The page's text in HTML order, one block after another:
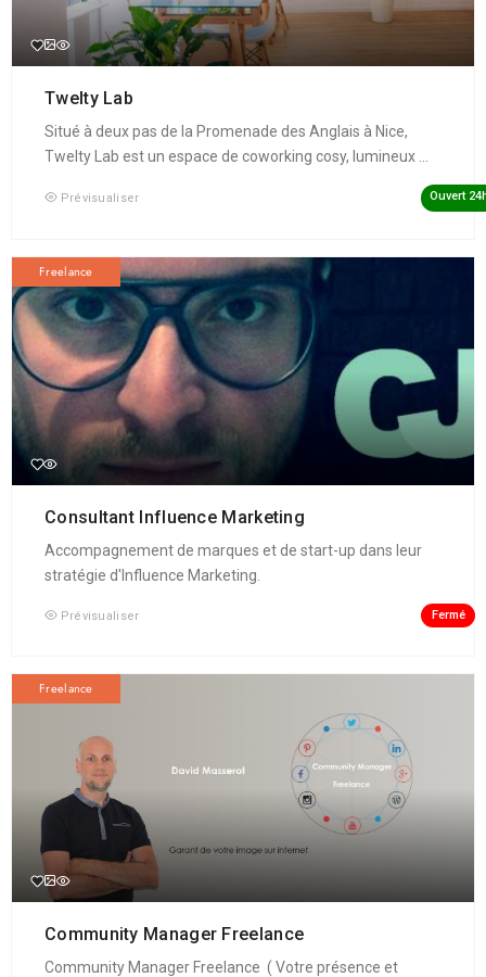
Twelty Lab
Situé à deux pas de la Promenade des Anglais à Nice,
Twelty Lab est un espace de coworking cosy, lumineux ...
Prévisualiser Ouvert
Freelance
Consultant Influence Marketing
Accompagnement de marques et de start-up dans leur
stratégie d'Influence Marketing.
Prévisualiser Fermé
Freelance
Community Manager Freelance
Community Manager Freelance ( Votre présence et